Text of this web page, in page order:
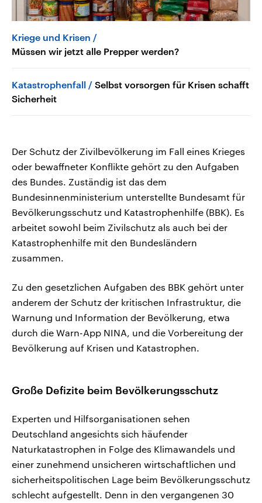
Kriege und Krisen
Müssen wir jetzt alle Prepper werden?
Katastrophenfall
Selbst vorsorgen für Krisen schafft
Sicherheit
Der Schutz der Zivilbevölkerung im Fall eines Krieges
oder bewaffneter Konflikte gehört zu den Aufgaben
des Bundes. Zuständig ist das dem
Bundesinnenministerium unterstellte Bundesamt für
Bevölkerungsschutz und Katastrophenhilfe (BBK). Es
arbeitet sowohl beim Zivilschutz als auch bei der
Katastrophenhilfe mit den Bundesländern
zusammen.
Zu den gesetzlichen Aufgaben des BBK gehört unter
anderem der Schutz der kritischen Infrastruktur, die
Warnung und Information der Bevölkerung, etwa
durch die Warn-App NINA, und die Vorbereitung der
Bevölkerung auf Krisen und Katastrophen.
Große Defizite beim Bevölkerungsschutz
Experten und Hilfsorganisationen sehen
Deutschland angesichts sich häufender
Naturkatastrophen in Folge des Klimawandels und
einer zunehmend unsicheren wirtschaftlichen und
sicherheitspolitischen Lage beim Bevölkerungsschutz
schlecht aufgestellt. Denn in den vergangenen 30